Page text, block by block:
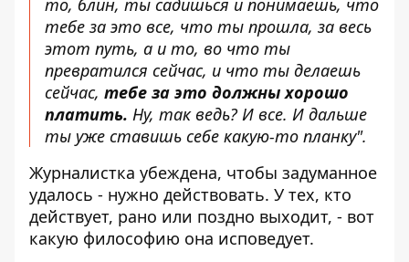
тебе за это все, что ты прошла, за весь
этот путь, а и то, во что ты
превратился сейчас, и что ты делаешь
сейчас, тебе за это должны хорошо
платить. Ну, так ведь? И все. И дальше
ты уже ставишь себе какую-то планку".
Журналистка убеждена, чтобы задуманное
удалось - нужно действовать. У тех, кто
действует, рано или поздно выходит, - вот
какую философию она исповедует.